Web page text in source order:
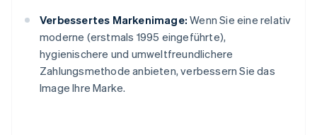
Verbessertes Markenimage: Wenn Sie eine relativ
moderne (erstmals 1995 eingeführte),
hygienischere und umweltfreundlichere
Zahlungsmethode anbieten, verbessern Sie das
Image Ihre Marke.